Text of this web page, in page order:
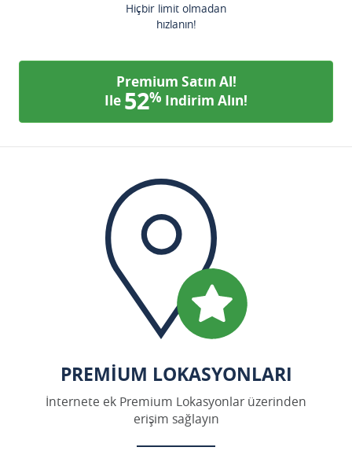
Hiçbir limit olmadan
hızlanın!
Premium Satın Al!
Ile 52% Indirim Alın!
PREMIUM LOKASYONLARI
İnternete ek Premium Lokasyonlar üzerinden
erişim sağlayın